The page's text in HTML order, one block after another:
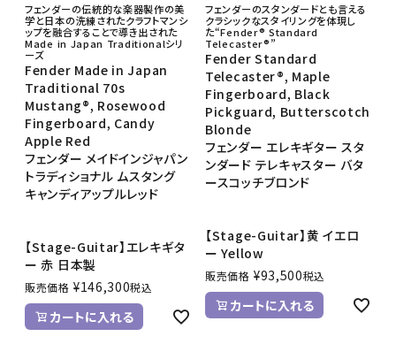
フェンダーの伝統的な楽器製作の美
学と日本の洗練されたクラフトマンシ
ップを融合することで導き出された
Made in Japan Traditionalシリ
ーズ
Fender Made in Japan
Traditional 70s
Mustang®, Rosewood
Fingerboard, Candy
Apple Red
フェンダー メイドインジャパン
トラディショナル ムスタング
キャンディアップルレッド
【Stage-Guitar】エレキギタ
ー 赤 日本製
販売価格 ¥146,300税込
カートに入れる
フェンダーのスタンダードとも言える
クラシックなスタイリングを体現し
た“Fender® Standard
Telecaster®”
Fender Standard
Telecaster®, Maple
Fingerboard, Black
Pickguard, Butterscotch
Blonde
フェンダー エレキギター スタ
ンダード テレキャスター バタ
ースコッチブロンド
【Stage-Guitar】黄 イエロ
ー Yellow
販売価格 ¥93,500税込
カートに入れる